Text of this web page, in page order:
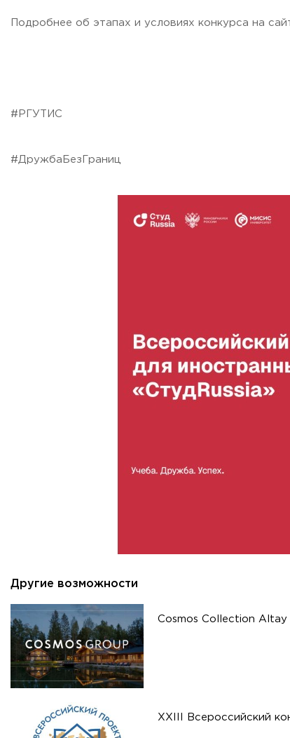
E-MAIL
пт: с 09:00 до 16:45;
пн-пт: с 10:00 до 17:00;
Подробнее об этапах и условиях конкурса на
#РГУТИС
#ДружбаБезГраниц
Другие возможности
Cosmos Collection Altay
XXIII Всероссийский